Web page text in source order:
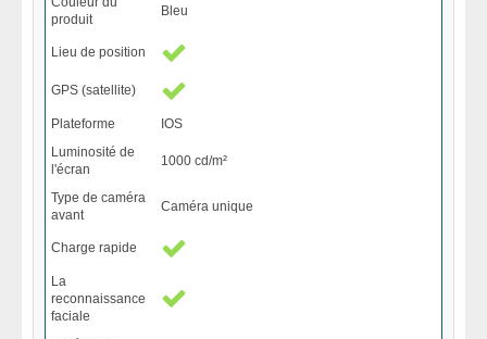
produit
Bleu
Lieu de position
GPS (satellite)
Plateforme
IOS
Luminosité de
l'écran
1000 cd/m²
Type de caméra
avant
Caméra unique
Charge rapide
La
reconnaissance
faciale